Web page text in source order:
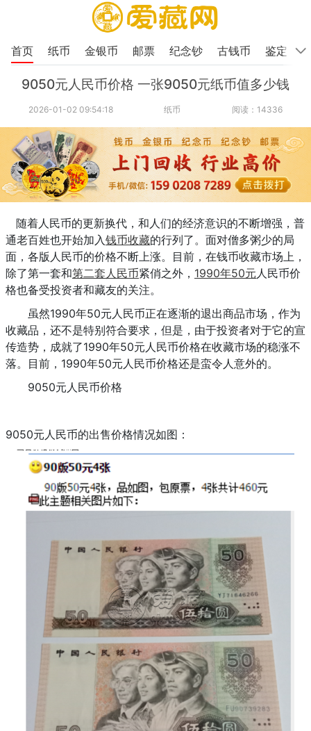
首页 纸币 金银币 邮票 纪念钞 古钱币 鉴定
9050元人民币价格 一张9050元纸币值多少钱
2026-01-02 09:54:18 纸币 阅读：14336
随着人民币的更新换代，和人们的经济意识的不断增强，普
通老百姓也开始加入钱币收藏的行列了。面对僧多粥少的局
面，各版人民币的价格不断上涨。目前，在钱币收藏市场上，
除了第一套和第二套人民币紧俏之外， 1990年50元 人民币价
格也备受投资者和藏友的关注。
虽然1990年50元人民币正在逐渐的退出商品市场，作为
收藏品，还不是特别符合要求，但是，由于投资者对于它的宣
传造势，成就了1990年50元人民币价格在收藏市场的稳涨不
落。目前，1990年50元人民币价格还是蛮令人意外的。
9050元人民币价格
9050元人民币的出售价格情况如图：